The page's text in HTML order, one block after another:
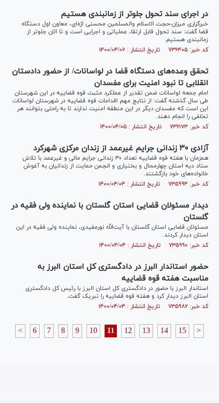
در اجرای سند تحول جلوتر از زمانبندی هستیم
خبرگزاری میزان-حجت الاسلام والمسلمین محسنی اژه‌ای، معاون اول دستگاه
قضا گفت: سند تحول قابل ارتقا، عملیاتی و اجرایی است و تا الان جلوتر از
زمانبندی هستیم.
کد خبر: ۷۳۶۴۰۵ تاریخ انتشار : ۱۴۰۰/۰۴/۰۶
تحقق وعده‌های دستگاه قضا در لواسانات/ از حضور دادستان
انقلابی تا نبود امنیت برای مفسدان
امام جمعه لواسانات ضمن تقدیر از عملکرد مثبت قوه قضاییه در این شهرستان
طی سال گذشته گفت: از نتایج مهم اقدامات قوه قضاییه در شهرستان لواسانات
این است که مفسدان دیگر در این منطقه امنیت ندارند تا به راحتی بتوانند هر
تخلفی را انجام دهند.
کد خبر: ۷۳۶۱۷۳ تاریخ انتشار : ۱۴۰۰/۰۴/۰۵
آزادی ۳۰ زندانی جرایم غیرعمد از زندان مرکزی شهرکرد
همزمان با هفته قوه قضاییه تعداد ۳۰ زندانی جرایم مالی و غیرعمد با تلاش
ستاد دیه استان چهارمحال و بختیاری و انجمن حمایت از زندانیان به آغوش
خانواده‌های خود بازگشتند.
کد خبر: ۷۳۵۹۹۴ تاریخ انتشار : ۱۴۰۰/۰۴/۰۴
دیدار مسئولان قضایی استان گلستان با نماینده ولی فقیه در
گلستان
مسئولان قضایی استان گلستان با آیت‌الله نورمفیدی، نماینده ولی فقیه در این
استان دیدار کردند.
کد خبر: ۷۳۵۹۹۰ تاریخ انتشار : ۱۴۰۰/۰۴/۰۴
حضور استاندار البرز در دادگستری کل استان البرز به
مناسبت هفته قوه قضاییه
استاندار البرز با حضور در دادگستری کل استان البرز با رئیس کل دادگستری
استان البرز دیدار کرد و هفته قوه قضاییه را تبریک گفت.
کد خبر: ۷۳۵۹۸۲ تاریخ انتشار : ۱۴۰۰/۰۴/۰۴
< 6 7 8 9 10 11 12 13 14 15 >